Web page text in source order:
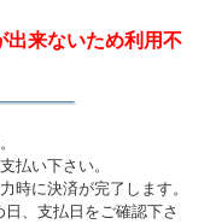
出来ないため利用不
払い下さい。
時に決済が完了します。
、支払日をご確認下さ